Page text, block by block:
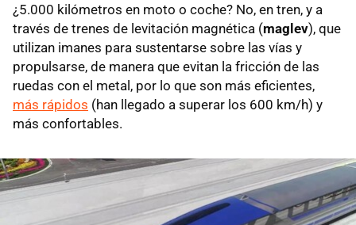
¿5.000 kilómetros en moto o coche? No, en tren, y a
través de trenes de levitación magnética (maglev), que
utilizan imanes para sustentarse sobre las vías y
propulsarse, de manera que evitan la fricción de las
ruedas con el metal, por lo que son más eficientes,
más rápidos (han llegado a superar los 600 km/h) y
más confortables.